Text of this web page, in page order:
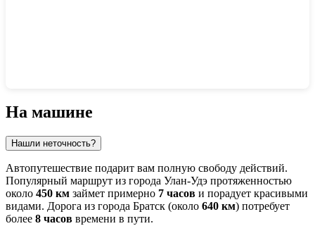
На машине
Нашли неточность?
Автопутешествие подарит вам полную свободу действий.
Популярный маршрут из города Улан-Удэ протяженностью
около 450 км займет примерно 7 часов и порадует красивыми
видами. Дорога из города Братск (около 640 км) потребует
более 8 часов времени в пути.